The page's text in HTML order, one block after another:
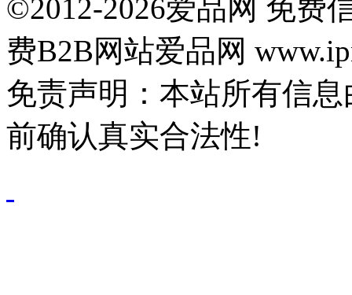
©2012-2026爱品网 免费
费B2B网站爱品网
免责声明：本站所有信
前确认真实合法性!